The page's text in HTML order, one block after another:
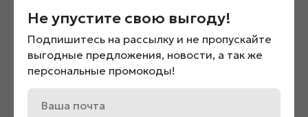
Жакет с акцентными рукавами
«01329»
3 900
Футболка прямого
Не упустите свою выгоду!
Подпишитесь на рассылку и не пропускайте
выгодные предложения, новости, а так же
персональные промокоды!